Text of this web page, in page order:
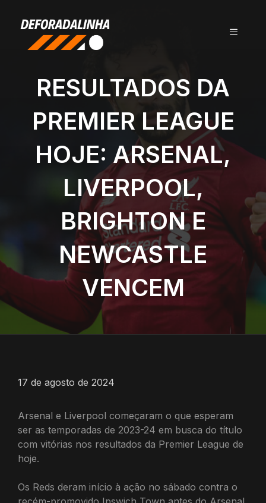
conteúdo
MENU
RESULTADOS DA
PREMIER LEAGUE
HOJE: ARSENAL,
LIVERPOOL,
BRIGHTON E
NEWCASTLE
VENCEM
17 de agosto de 2024
Arsenal e Liverpool começaram o que esperam
ser as temporadas de 2023-24 em busca do título
com vitórias nos resultados da Premier League de
hoje.
Os Reds deram início à ação no sábado contra o